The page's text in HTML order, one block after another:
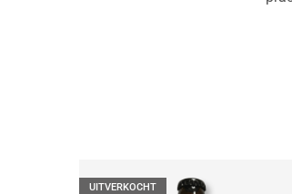
UITVERKOCHT